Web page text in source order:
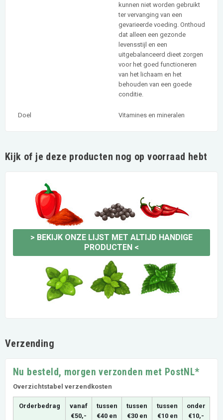
kunnen niet worden gebruikt
ter vervanging van een
gevarieerde voeding. Onthoud
dat alleen een gezonde
levensstijl en een
uitgebalanceerd dieet zorgen
voor het goed functioneren
van het lichaam en het
behouden van een goede
conditie.
Doel Vitamines en mineralen
Kijk of je deze producten nog op voorraad hebt
> BEKIJK ONZE LIJST MET ALTIJD HANDIGE
PRODUCTEN <
Verzending
Nu besteld, morgen verzonden met PostNL*
Overzichtstabel verzendkosten
Orderbedrag
vanaf
€50,-
tussen
€40 en
tussen
€30 en
tussen
€10 en
onder
€10,-